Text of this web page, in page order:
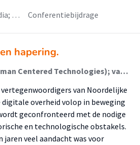
… Conferentiebijdrage
hapering.
Ponsioen, Arnout (Human Centered Technologies); van Oostrom, Madelon (Human Centered Technologies)
van Noordelijke
overheid volop in beweging
geconfronteerd met de nodige
en technologische obstakels.
jaren veel aandacht was voor